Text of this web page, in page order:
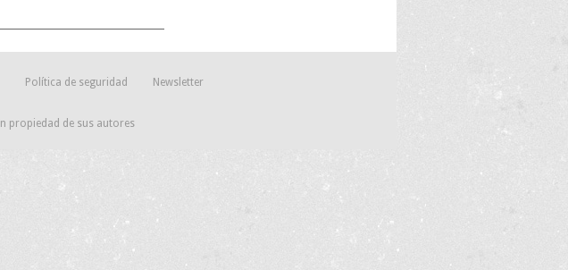
Política de seguridad
Newsletter
propiedad de sus autores